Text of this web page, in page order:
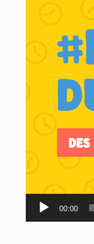
00:00